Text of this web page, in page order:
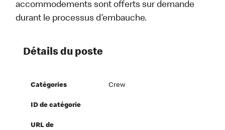
accommodements sont offerts sur demande
durant le processus d’embauche.
Détails du poste
Catégories Crew
ID de catégorie
URL de